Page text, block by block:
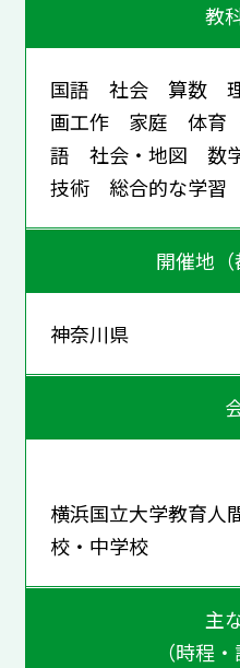
教
国語 社会 算数
画工作 家庭 体育
語 社会・地図 数
技術 総合的な学
開催地（
神奈川県
横浜国立大学教育人
校・中学校
主
（時程